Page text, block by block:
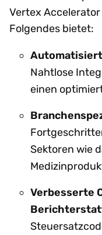
Vertex Accelerator
Folgendes bietet:
Nahtlose
einen
Sektoren wie
Verbesserte